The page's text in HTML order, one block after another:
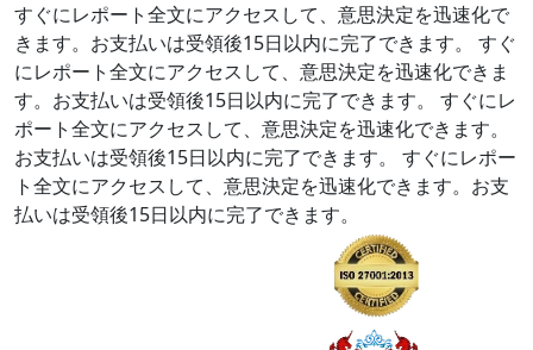
すぐにレポート全文にアクセスして、意思決定を迅速化で
きます。お支払いは受領後15日以内に完了できます。
すぐ
にレポート全文にアクセスして、意思決定を迅速化できま
す。お支払いは受領後15日以内に完了できます。
すぐにレ
ポート全文にアクセスして、意思決定を迅速化できます。
お支払いは受領後15日以内に完了できます。
すぐにレポー
ト全文にアクセスして、意思決定を迅速化できます。お支
払いは受領後15日以内に完了できます。